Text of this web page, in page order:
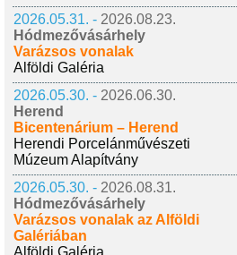
2026.05.31. - 2026.08.23.
Hódmezővásárhely
Varázsos vonalak
Alföldi Galéria
2026.05.30. - 2026.06.30.
Herend
Bicentenárium – Herend
Herendi Porcelánművészeti
Múzeum Alapítvány
2026.05.30. - 2026.08.31.
Hódmezővásárhely
Varázsos vonalak az Alföldi
Galériában
Alföldi Galéria